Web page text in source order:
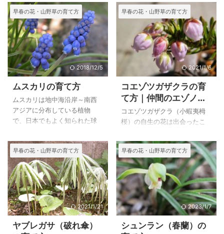
早春の花・山野草の育て方
2018/12/5
ムスカリの育て方
ムスカリは地中海沿岸～南西
アジアに分布している植物
で、日本でもよく知られた球
ます。 植物の栽培をしたこと
のない人でも、秋に球根を購
入して植えておけば、来春に
は花が見られるので、初めて
花を植える方にも失敗がない
花と言えます。 園芸品種を植
えた庭にも、山野草の庭にも
マッチする花で、最小限度の
手入れで、ブルーの素敵な花
早春の花・山野草の育て方
2021/1/6
コエゾツガザクラの育
て方｜仲間のエゾノツ
ガザクラ、アオノツガ
ザクラ、ツガザクラの
コエゾツガザクラ（小蝦夷栂
桜）の自生の花は出会ったこ
ガザクラとアオノツガザクラ
の交雑種で、両方が自生する
場所に自生しているいうこと
ですので、もしかしたら大雪
山あたりで出会た可能性もあ
るのかもしれませんが、大雪
山系黒岳で写してきたのはエ
ゾノツガザクラのようでし
た。 エゾノツガザクラに比べ
早春の花・山野草の育て方
2021/1/21
ヤブレガサ（破れ傘）
早春の花・山野草の育て方
2023/1/7
シュンラン（春蘭）の